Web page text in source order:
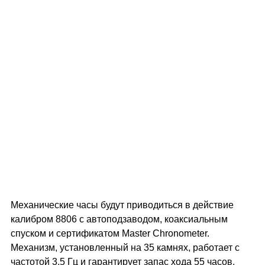
Механические часы будут приводиться в действие
калибром 8806 с автоподзаводом, коаксиальным
спуском и сертификатом Master Chronometer.
Механизм, установленный на 35 камнях, работает с
частотой 3,5 Гц и гарантирует запас хода 55 часов.